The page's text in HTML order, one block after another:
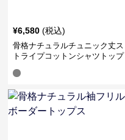
¥6,580 (税込)
骨格ナチュラルチュニック丈ス
トライプコットンシャツトップ